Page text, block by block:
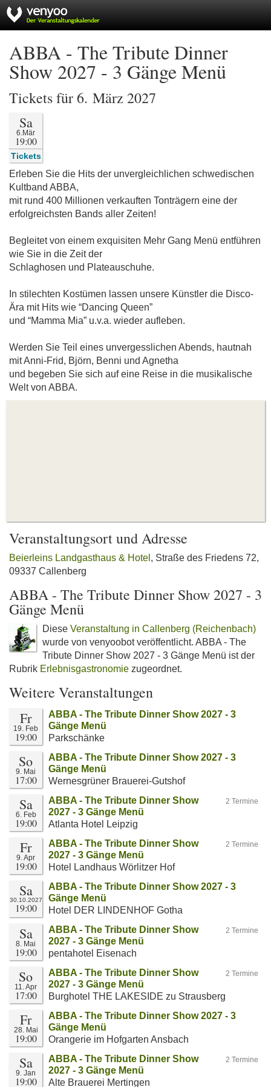
ABBA - The Tribute Dinner
Show 2027 - 3 Gänge Menü
Tickets für 6. März 2027
Sa
6.Mär
19:00
Tickets
Erleben Sie die Hits der unvergleichlichen schwedischen
Kultband ABBA,
mit rund 400 Millionen verkauften Tonträgern eine der
erfolgreichsten Bands aller Zeiten!
Begleitet von einem exquisiten Mehr Gang Menü entführen
wie Sie in die Zeit der
Schlaghosen und Plateauschuhe.
In stilechten Kostümen lassen unsere Künstler die Disco-
Ära mit Hits wie “Dancing Queen”
und “Mamma Mia” u.v.a. wieder aufleben.
Werden Sie Teil eines unvergesslichen Abends, hautnah
mit Anni-Frid, Björn, Benni und Agnetha
und begeben Sie sich auf eine Reise in die musikalische
Welt von ABBA.
Veranstaltungsort und Adresse
Beierleins Landgasthaus & Hotel , Straße des Friedens 72,
09337 Callenberg
ABBA - The Tribute Dinner Show 2027 - 3
Gänge Menü
Diese Veranstaltung in Callenberg (Reichenbach)
wurde von venyoobot veröffentlicht. ABBA - The
Tribute Dinner Show 2027 - 3 Gänge Menü ist der
Rubrik Erlebnisgastronomie zugeordnet.
Weitere Veranstaltungen
Fr
19. Feb
19:00
ABBA - The Tribute Dinner Show 2027 - 3
Gänge Menü
Parkschänke
So
9. Mai
17:00
ABBA - The Tribute Dinner Show 2027 - 3
Gänge Menü
Wernesgrüner Brauerei-Gutshof
Sa
6. Feb
19:00
2 Termine
ABBA - The Tribute Dinner Show
2027 - 3 Gänge Menü
Atlanta Hotel Leipzig
Fr
9. Apr
19:00
2 Termine
ABBA - The Tribute Dinner Show
2027 - 3 Gänge Menü
Hotel Landhaus Wörlitzer Hof
Sa
30.10.2027
19:00
ABBA - The Tribute Dinner Show 2027 - 3
Gänge Menü
Hotel DER LINDENHOF Gotha
Sa
8. Mai
19:00
2 Termine
ABBA - The Tribute Dinner Show
2027 - 3 Gänge Menü
pentahotel Eisenach
So
11. Apr
17:00
2 Termine
ABBA - The Tribute Dinner Show
2027 - 3 Gänge Menü
Burghotel THE LAKESIDE zu Strausberg
Fr
28. Mai
19:00
ABBA - The Tribute Dinner Show 2027 - 3
Gänge Menü
Orangerie im Hofgarten Ansbach
Sa
9. Jan
19:00
2 Termine
ABBA - The Tribute Dinner Show
2027 - 3 Gänge Menü
Alte Brauerei Mertingen